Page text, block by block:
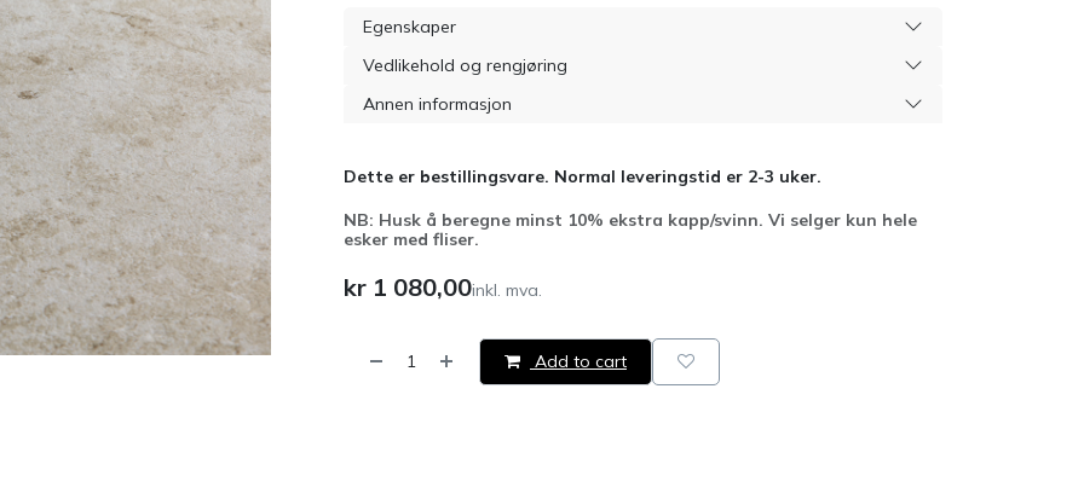
Egenskaper
Vedlikehold og rengjøring
Annen informasjon
Dette er bestillingsvare. Normal leveringstid er 2-3 uker.
NB: Husk å beregne minst 10% ekstra kapp/svinn. Vi selger kun hele
esker med fliser.
kr 1 080,00inkl. mva.
Add to cart